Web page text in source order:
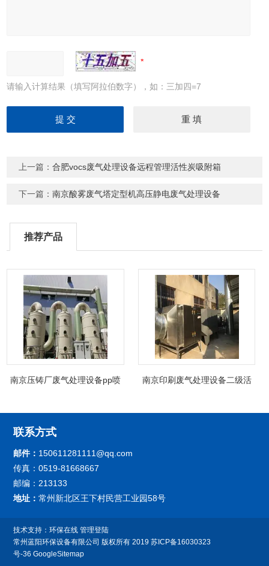
请输入计算结果（填写阿拉伯数字），如：三加四=7
上一篇：合肥vocs废气处理设备远程管理活性炭吸附箱
下一篇：南京酸雾废气塔定型机高压静电废气处理设备
推荐产品
南京压铸厂废气处理设备pp喷
南京印刷废气处理设备二级活
联系方式
邮件： 150611281111@qq.com
传真：0519-81668667
邮编：213133
地址：常州新北区王下村民营工业园58号
技术支持：环保在线 管理登陆
常州蓝阳环保设备有限公司 版权所有 2019苏ICP备16030323
号-36 GoogleSitemap